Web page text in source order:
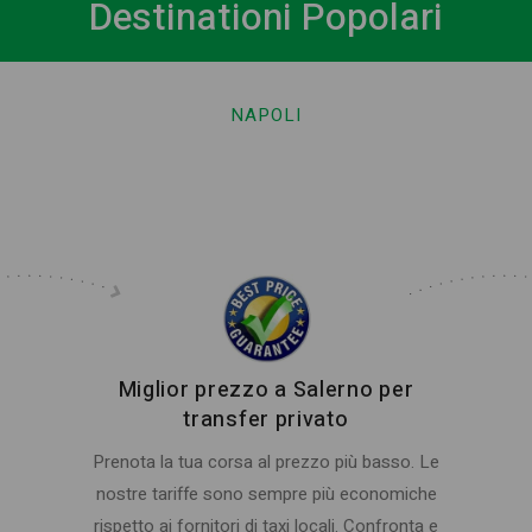
Destinationi Popolari
NAPOLI
Miglior prezzo a Salerno per
transfer privato
Prenota la tua corsa al prezzo più basso. Le
nostre tariffe sono sempre più economiche
rispetto ai fornitori di taxi locali. Confronta e